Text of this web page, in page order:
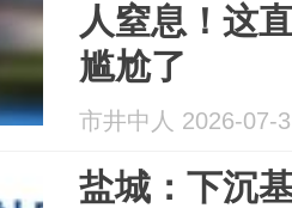
人窒息！这
尴尬了
市井中人 2026-07-
盐城：下沉